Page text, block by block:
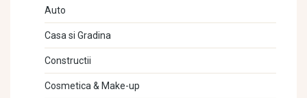
Auto
Casa si Gradina
Constructii
Cosmetica & Make-up